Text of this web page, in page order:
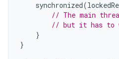
synchronized(
// The main
// but it has to
}
}